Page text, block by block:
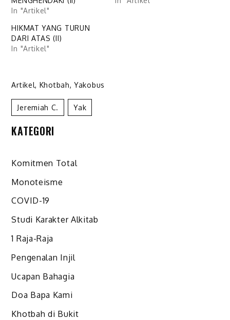
In "Artikel"
HIKMAT YANG TURUN
DARI ATAS (II)
In "Artikel"
Artikel, Khotbah,Yakobus
Jeremiah C. Yak
KATEGORI
Komitmen Total
Monoteisme
COVID-19
Studi Karakter Alkitab
1 Raja-Raja
Pengenalan Injil
Ucapan Bahagia
Doa Bapa Kami
Khotbah di Bukit